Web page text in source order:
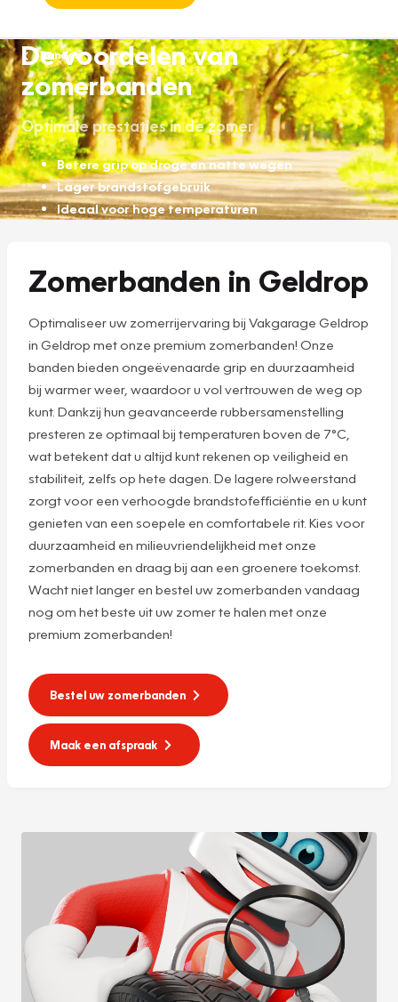
Banden
De voordelen van
zomerbanden
Optimale prestaties in de zomer
Betere grip op droge en natte wegen
Lager brandstofgebruik
Ideaal voor hoge temperaturen
Zomerbanden in Geldrop
Optimaliseer uw zomerrijervaring bij Vakgarage Geldrop
in Geldrop met onze premium zomerbanden! Onze
banden bieden ongeëvenaarde grip en duurzaamheid
bij warmer weer, waardoor u vol vertrouwen de weg op
kunt. Dankzij hun geavanceerde rubbersamenstelling
presteren ze optimaal bij temperaturen boven de 7°C,
wat betekent dat u altijd kunt rekenen op veiligheid en
stabiliteit, zelfs op hete dagen. De lagere rolweerstand
zorgt voor een verhoogde brandstofefficiëntie en u kunt
genieten van een soepele en comfortabele rit. Kies voor
duurzaamheid en milieuvriendelijkheid met onze
zomerbanden en draag bij aan een groenere toekomst.
Wacht niet langer en bestel uw zomerbanden vandaag
nog om het beste uit uw zomer te halen met onze
premium zomerbanden!
Bestel uw zomerbanden
Maak een afspraak